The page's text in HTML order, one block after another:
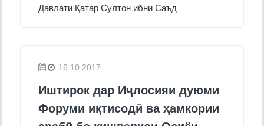
Давлати Қатар Султон ибни Саъд
16.10.2017
Иштирок дар Иҷлосияи дуюми
Форуми иқтисодӣ ва ҳамкории